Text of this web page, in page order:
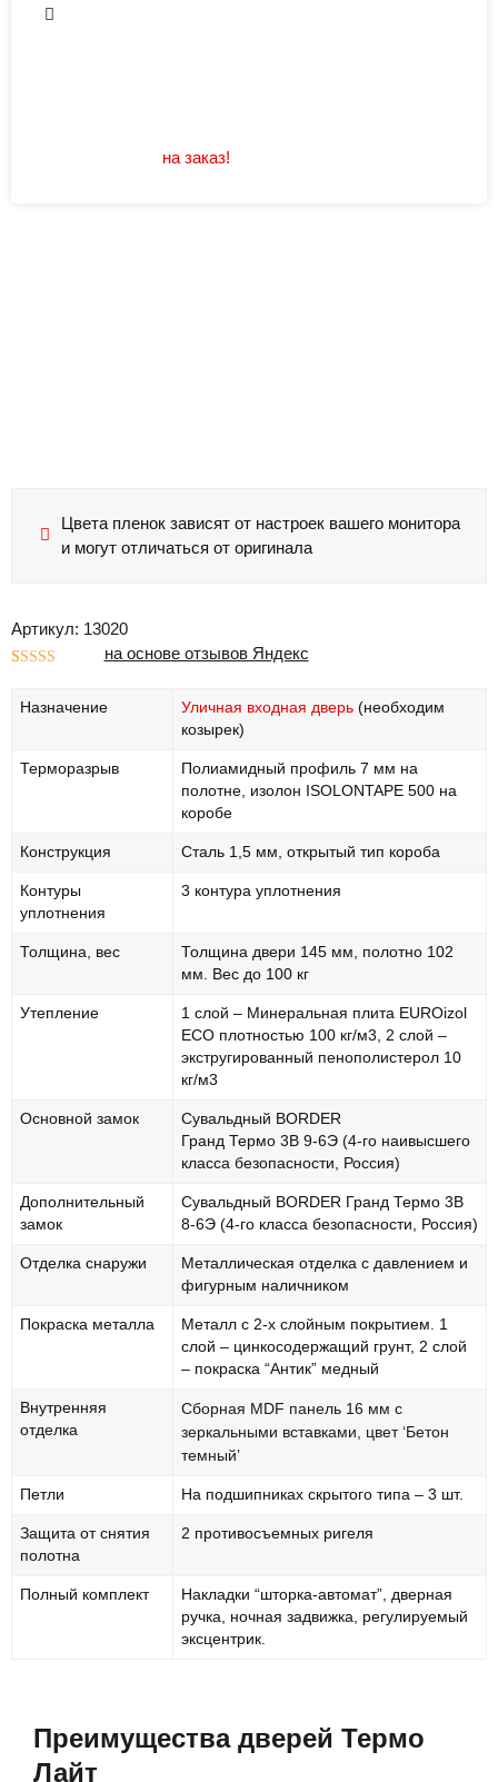
Артикул: 13020
основе
на основе отзывов Яндекс
Назначение Уличная входная дверь (необходим
козырек)
Терморазрыв
Полиамидный профиль 7 мм на
полотне, изолон ISOLONTAPE 500 на
коробе
Конструкция Сталь 1,5 мм, открытый тип короба
Контуры
уплотнения
3 контура уплотнения
Толщина, вес
Толщина двери 145 мм, полотно 102
мм. Вес до 100 кг
Утепление
1 слой – Минеральная плита EUROizol
ECO плотностью 100 кг/м3, 2 слой –
экстругированный пенополистерол 10
кг/м3
Основной замок
Сувальдный BORDER
Гранд Термо 3В 9-6Э (4-го наивысшего
класса безопасности, Россия)
Дополнительный
замок
Сувальдный BORDER Гранд Термо 3В
8-6Э (4-го класса безопасности, Россия)
Отделка снаружи
Металлическая отделка с давлением и
фигурным наличником
Покраска металла
Металл с 2-х слойным покрытием. 1
слой – цинкосодержащий грунт, 2 слой
– покраска “Антик” медный
Внутренняя
отделка
Сборная MDF панель 16 мм с
зеркальными вставками, цвет ‘Бетон
темный’
Петли На подшипниках скрытого типа – 3 шт.
Защита от снятия
полотна
2 противосъемных ригеля
Полный комплект
Накладки “шторка-автомат”, дверная
ручка, ночная задвижка, регулируемый
эксцентрик.
на заказ!
Цвета пленок зависят от настроек вашего монитора
и могут отличаться от оригинала
Преимущества дверей Термо
Лайт